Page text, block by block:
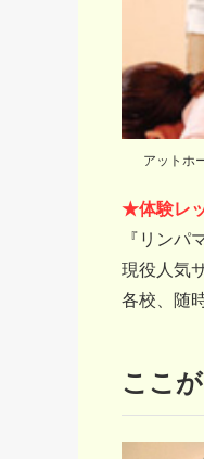
アットホ
★体験レ
『リン
現役人気
各校、随
ここ